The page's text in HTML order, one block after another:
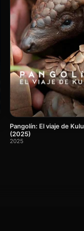
Pangolín: El viaje de Kulu
(2025)
2025